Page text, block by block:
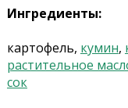
Ингредиенты:
картофель, кумин,
растительное
сок